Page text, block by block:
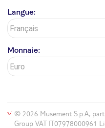
Langue:
Monnaie:
© 2026 Musement S.p.A,
Group VAT IT07978000961